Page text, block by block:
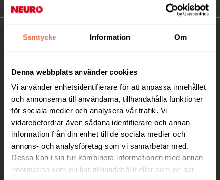
Samtycke Information Om
Denna webbplats använder cookies
Vi använder enhetsidentifierare för att anpassa innehållet
och annonserna till användarna, tillhandahålla funktioner
för sociala medier och analysera vår trafik. Vi
vidarebefordrar även sådana identifierare och annan
information från din enhet till de sociala medier och
annons- och analysföretag som vi samarbetar med.
Dessa kan i sin tur kombinera informationen med annan
information som du har tillhandahållit eller som de har
KONTAKT
Ågatan 12 C, 172 62 Sundbyberg
Telefon:08-677 70 10
Postadress:
Box 4086
171 04 Solna
info@neuro.se
PG 90 10 07-5 | BG 901-0075 | Swishgåva 90 100